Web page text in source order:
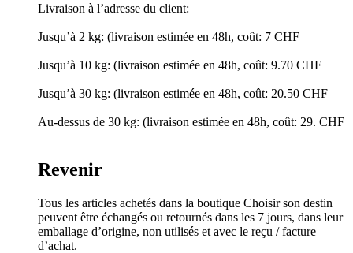
Livraison à l’adresse du client:
Jusqu’à 2 kg: (livraison estimée en 48h, coût: 7 CHF
Jusqu’à 10 kg: (livraison estimée en 48h, coût: 9.70 CHF
Jusqu’à 30 kg: (livraison estimée en 48h, coût: 20.50 CHF
Au-dessus de 30 kg: (livraison estimée en 48h, coût: 29. CHF
Revenir
Tous les articles achetés dans la boutique Choisir son destin
peuvent être échangés ou retournés dans les 7 jours, dans leur
emballage d’origine, non utilisés et avec le reçu / facture
d’achat.